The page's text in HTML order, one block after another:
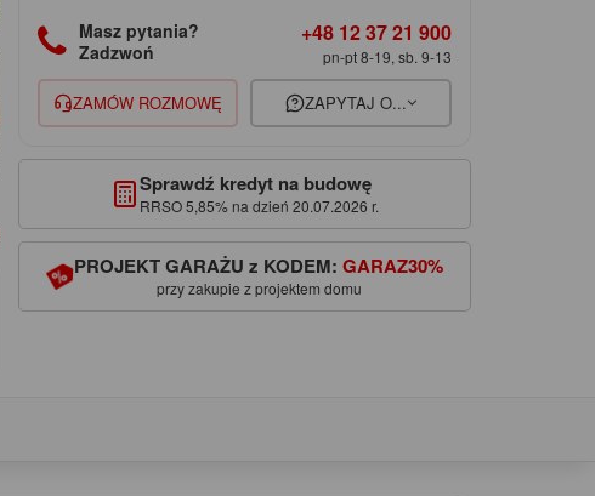
Masz pytania?
Zadzwoń
+48 12 37 21 900
pn-pt 8-19, sb. 9-13
ZAMÓW ROZMOWĘ ZAPYTAJ O...
Sprawdź kredyt na budowę
RRSO 5,85% na dzień 20.07.2026 r.
PROJEKT GARAŻU z KODEM:GARAZ30%
przy zakupie z projektem domu